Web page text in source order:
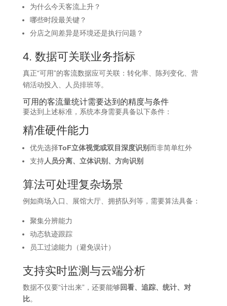
为什么今天客流上升？
哪些时段最关键？
分店之间差异是环境还是执行问题？
4. 数据可关联业务指标
真正“可用”的客流数据应可关联：转化率、陈列变化、营
销活动投入、人员排班等。
可用的客流量统计需要达到的精度与条件
要达到上述标准，系统本身需要具备以下条件：
精准硬件能力
优先选择ToF立体视觉或双目深度识别而非简单红外
支持人员分离、立体识别、方向识别
算法可处理复杂场景
例如商场入口、展馆大厅、拥挤队列等，需要算法具备：
聚集分辨能力
动态轨迹跟踪
员工过滤能力（避免误计）
支持实时监测与云端分析
数据不仅要“计出来”，还要能够回看、追踪、统计、对
比。